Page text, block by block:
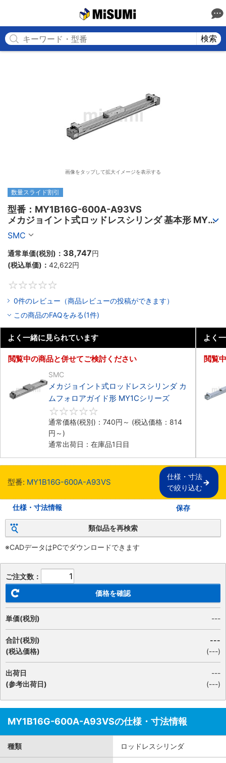
検索
画像をタップして拡大イメージを表示する
数量スライド割引
型番：MY1B16G-600A-A93VS
メカジョイント式ロッドレスシリンダ 基本形 MY1B
シリーズ
SMC
通常単価(税別)： 38,747円
(税込単価)： 42,622円
0件のレビュー（商品レビューの投稿ができます）
この商品のFAQをみる(1件)
よく一緒に見られています
閲覧中の商品と併せてご検討ください
SMC
メカジョイント式ロッドレスシリンダ カ
ムフォロアガイド形 MY1Cシリーズ
通常価格(税別)： 740円 ～ (税込価格： 814
円 ～)
通常出荷日：在庫品1日目
よく
閲覧
型番: MY1B16G-600A-A93VS
仕様・寸法
で絞り込む
仕様・寸法情報 保存
類似品を再検索
※CADデータはPCでダウンロードできます
ご注文数：
価格を確認
単価(税別) ---
合計(税別)
(税込価格)
---
(---)
出荷日
(参考出荷日)
---
(---)
MY1B16G-600A-A93VSの仕様・寸法情報
種類 ロッドレスシリンダ